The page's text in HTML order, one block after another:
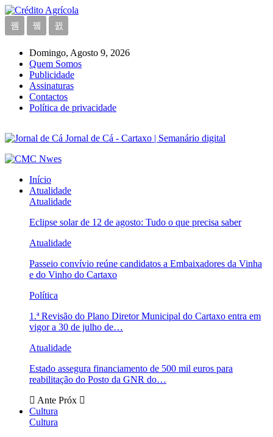
Domingo, Agosto 9, 2026
Quem Somos
Publicidade
Assinaturas
Contactos
Política de privacidade
Jornal de Cá - Cartaxo | Semanário digital
Início
Atualidade
Atualidade
Eclipse solar de 12 de agosto: Tudo o que precisa saber
Atualidade
Passeio convívio reúne candidatos a Embaixadores da Vinha
e do Vinho do Cartaxo
Política
1.ª Revisão do Plano Diretor Municipal do Cartaxo entra em
vigor a 30 de julho de…
Atualidade
Estado assegura financiamento de 500 mil euros para
reabilitação do Posto da GNR do…
Ante Próx
Cultura
Cultura